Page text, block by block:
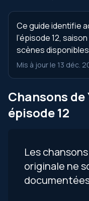
Ce guide identifie
l’épisode 12,
scènes
Mis à jour le 13 déc.
Chansons de
épisode 12
Les
originale ne